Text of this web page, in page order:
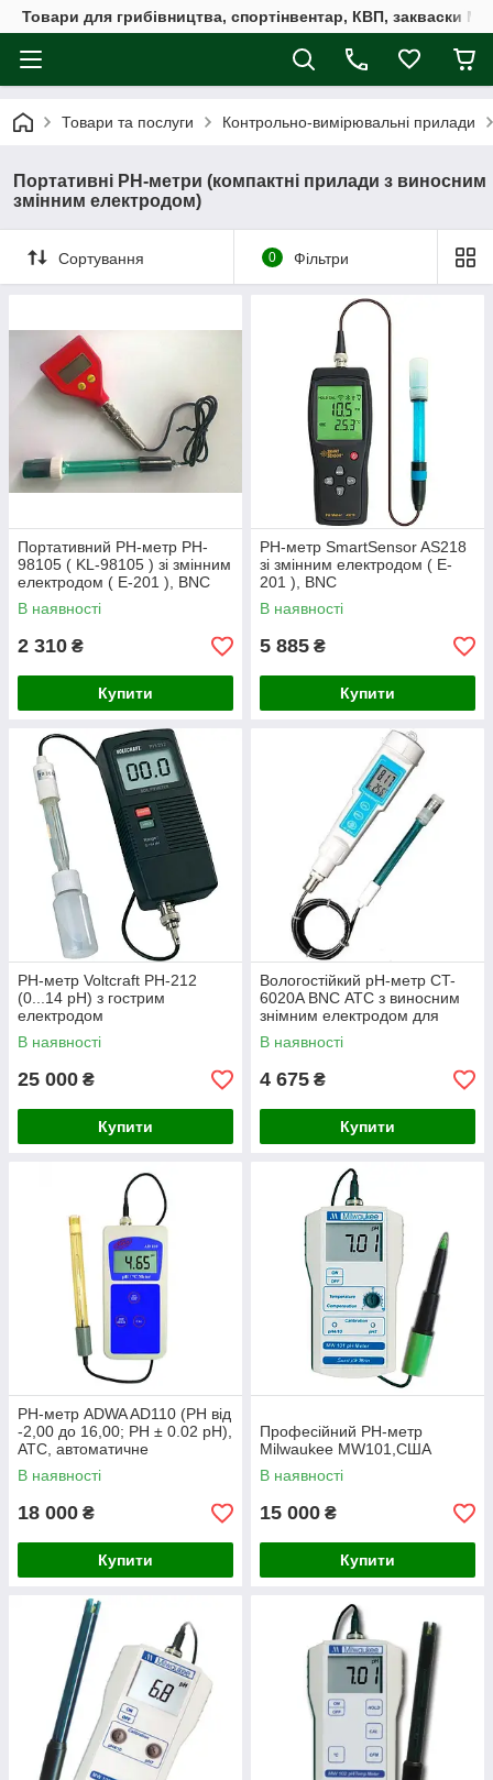
Товари для грибівництва, спортінвентар, КВП, закваски
Товари та послуги Контрольно-вимірювальні прилади
Портативні РН-метри (компактні прилади з виносним
змінним електродом)
Сортування 0 Фільтри
Портативний РН-метр PH-
98105 ( KL-98105 ) зі змінним
електродом ( E-201 ), BNC
В наявності
2 310 ₴
Купити
PH-метр SmartSensor AS218
зі змінним електродом ( E-
201 ), BNC
В наявності
5 885 ₴
Купити
PH-метр Voltcraft PH-212
(0...14 pH) з гострим
електродом
В наявності
25 000 ₴
Купити
Вологостійкий рН-метр CT-
6020A BNC АТС з виносним
знімним електродом для
виміру рН у важкодоступних
місцях
В наявності
4 675 ₴
Купити
РН-метр ADWA AD110 (РН від
-2,00 до 16,00; РН ± 0.02 pH),
АТС, автоматичне
калібрування. Угорщина
В наявності
18 000 ₴
Купити
Професійний PH-метр
Milwaukee MW101,США
В наявності
15 000 ₴
Купити